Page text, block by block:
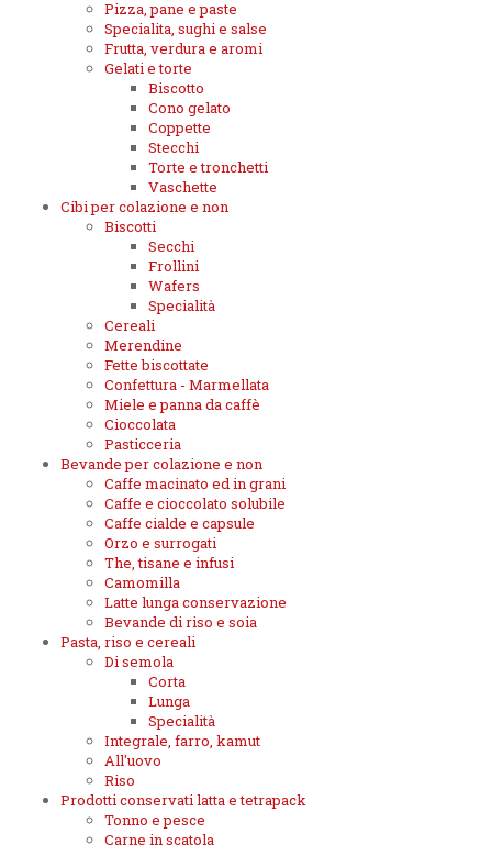
Pizza, pane e paste
Specialita, sughi e salse
Frutta, verdura e aromi
Gelati e torte
Biscotto
Cono gelato
Coppette
Stecchi
Torte e tronchetti
Vaschette
Cibi per colazione e non
Biscotti
Secchi
Frollini
Wafers
Specialità
Cereali
Merendine
Fette biscottate
Confettura - Marmellata
Miele e panna da caffè
Cioccolata
Pasticceria
Bevande per colazione e non
Caffe macinato ed in grani
Caffe e cioccolato solubile
Caffe cialde e capsule
Orzo e surrogati
The, tisane e infusi
Camomilla
Latte lunga conservazione
Bevande di riso e soia
Pasta, riso e cereali
Di semola
Corta
Lunga
Specialità
Integrale, farro, kamut
All'uovo
Riso
Prodotti conservati latta e tetrapack
Tonno e pesce
Carne in scatola